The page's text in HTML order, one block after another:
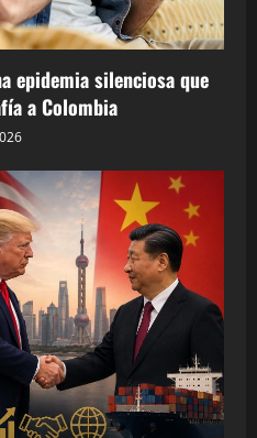
epidemia silenciosa que
a Colombia